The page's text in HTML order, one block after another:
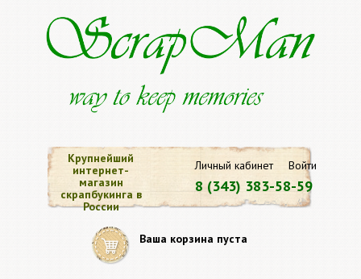
Личный кабинет Войти
8 (343) 383-58-59
Крупнейший
интернет-
магазин
скрапбукинга в
России
Ваша корзина пуста